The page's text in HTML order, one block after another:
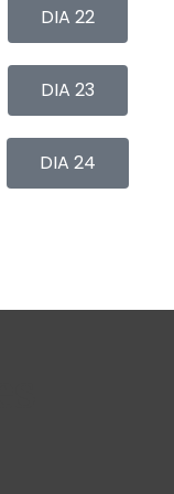
DIA 22
DIA 23
DIA 24